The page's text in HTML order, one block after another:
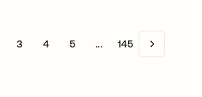
3 4 5 ... 145